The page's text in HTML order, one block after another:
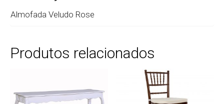
Almofada Veludo Rose
Produtos relacionados